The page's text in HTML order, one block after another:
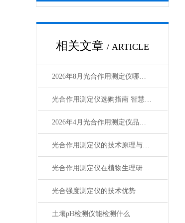
相关文章 / ARTICLE
2026年8月光合作用测定仪哪家强？主流品牌选型指南
光合作用测定仪选购指南 智慧农场推荐选用工具
2026年4月光合作用测定仪品牌TOP3推荐
光合作用测定仪的技术原理与应用领域
光合作用测定仪在植物生理研究领域的应用
光合强度测定仪的技术优势
土壤pH检测仪能检测什么